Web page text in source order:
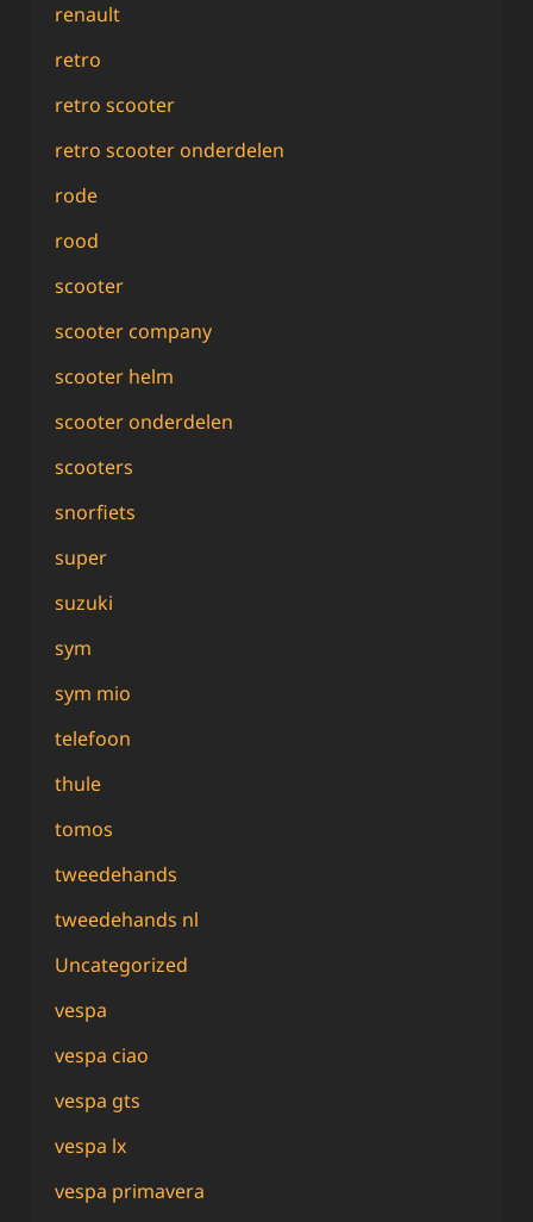
renault
retro
retro scooter
retro scooter onderdelen
rode
rood
scooter
scooter company
scooter helm
scooter onderdelen
scooters
snorfiets
super
suzuki
sym
sym mio
telefoon
thule
tomos
tweedehands
tweedehands nl
Uncategorized
vespa
vespa ciao
vespa gts
vespa lx
vespa primavera